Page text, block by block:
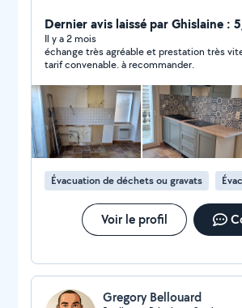
Dernier avis laissé par Ghislaine :
Il y a 2 mois
échange très agréable et prestation très
tarif convenable. à recommander.
Évacuation de déchets ou gravats
Voir le profil
Gregory Bellouard